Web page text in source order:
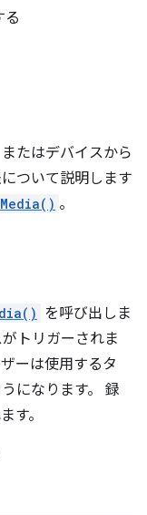
る
たはデバイスから
ついて説明します
。
を呼び出しま
トリガーされま
ーは使用するタ
になります。 録
す。